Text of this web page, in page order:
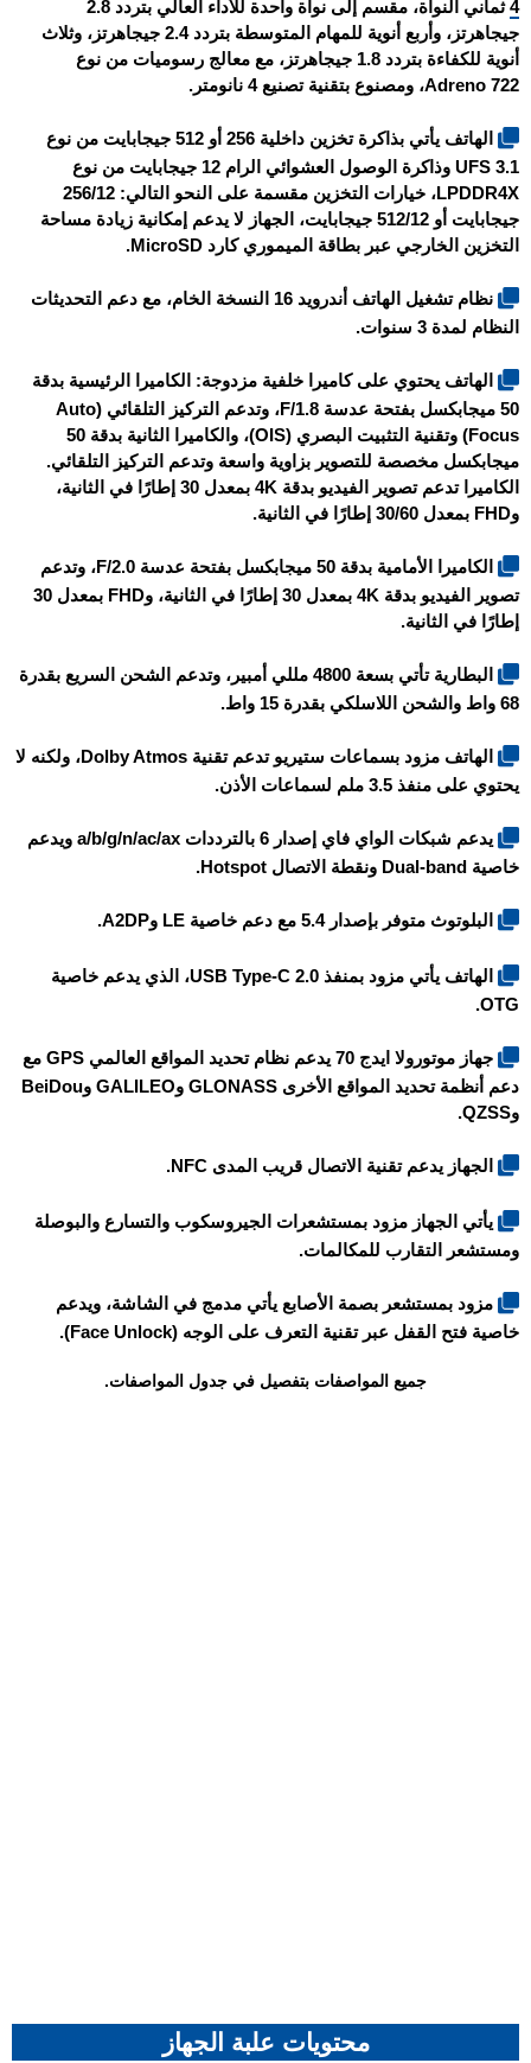
4
ثماني النواة، مقسم إلى نواة واحدة للأداء العالي بتردد 2.8
جيجاهرتز، وأربع أنوية للمهام المتوسطة بتردد 2.4 جيجاهرتز، وثلاث
أنوية للكفاءة بتردد 1.8 جيجاهرتز، مع معالج رسوميات من نوع
Adreno 722، ومصنوع بتقنية تصنيع 4 نانومتر.
الهاتف يأتي بذاكرة تخزين داخلية 256 أو 512 جيجابايت من نوع
UFS 3.1 وذاكرة الوصول العشوائي الرام 12 جيجابايت من نوع
LPDDR4X، خيارات التخزين مقسمة على النحو التالي: 256/12
جيجابايت أو 512/12 جيجابايت، الجهاز لا يدعم إمكانية زيادة مساحة
التخزين الخارجي عبر بطاقة الميموري كارد MicroSD.
نظام تشغيل الهاتف أندرويد 16 النسخة الخام، مع دعم التحديثات
النظام لمدة 3 سنوات.
الهاتف يحتوي على كاميرا خلفية مزدوجة: الكاميرا الرئيسية بدقة
50 ميجابكسل بفتحة عدسة F/1.8، وتدعم التركيز التلقائي (Auto
Focus) وتقنية التثبيت البصري (OIS)، والكاميرا الثانية بدقة 50
ميجابكسل مخصصة للتصوير بزاوية واسعة وتدعم التركيز التلقائي.
الكاميرا تدعم تصوير الفيديو بدقة 4K بمعدل 30 إطارًا في الثانية،
وFHD بمعدل 30/60 إطارًا في الثانية.
الكاميرا الأمامية بدقة 50 ميجابكسل بفتحة عدسة F/2.0، وتدعم
تصوير الفيديو بدقة 4K بمعدل 30 إطارًا في الثانية، وFHD بمعدل 30
إطارًا في الثانية.
البطارية تأتي بسعة 4800 مللي أمبير، وتدعم الشحن السريع بقدرة
68 واط والشحن اللاسلكي بقدرة 15 واط.
الهاتف مزود بسماعات ستيريو تدعم تقنية Dolby Atmos، ولكنه لا
يحتوي على منفذ 3.5 ملم لسماعات الأذن.
يدعم شبكات الواي فاي إصدار 6 بالترددات a/b/g/n/ac/ax ويدعم
خاصية Dual-band ونقطة الاتصال Hotspot.
البلوتوث متوفر بإصدار 5.4 مع دعم خاصية LE وA2DP.
الهاتف يأتي مزود بمنفذ USB Type-C 2.0، الذي يدعم خاصية
OTG.
جهاز موتورولا ايدج 70
يدعم نظام تحديد المواقع العالمي GPS مع
دعم أنظمة تحديد المواقع الأخرى GLONASS وGALILEO وBeiDou
وQZSS.
الجهاز يدعم تقنية الاتصال قريب المدى NFC.
يأتي الجهاز مزود بمستشعرات الجيروسكوب والتسارع والبوصلة
ومستشعر التقارب للمكالمات.
مزود بمستشعر بصمة الأصابع يأتي مدمج في الشاشة، ويدعم
خاصية فتح القفل عبر تقنية التعرف على الوجه (Face Unlock).
جميع المواصفات بتفصيل في جدول المواصفات.
محتويات علبة الجهاز